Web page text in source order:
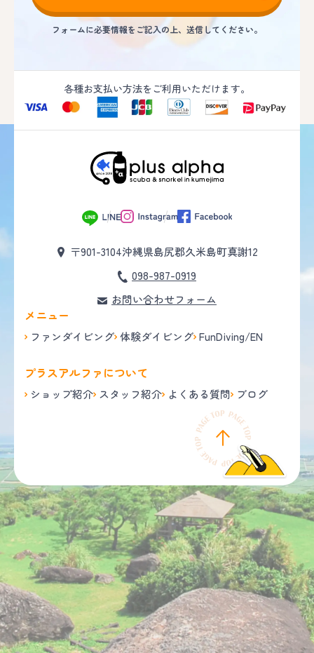
フォームに必要情報をご記入の上、送信してください。
各種お支払い方法をご利用いただけます。
〒901-3104沖縄県島尻郡久米島町真謝12
098-987-0919
お問い合わせフォーム
メニュー
ファンダイビング 体験ダイビング FunDiving/EN
プラスアルファについて
ショップ紹介 スタッフ紹介 よくある質問 ブログ